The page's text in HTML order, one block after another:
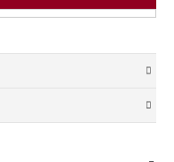
протягом 3 робочих